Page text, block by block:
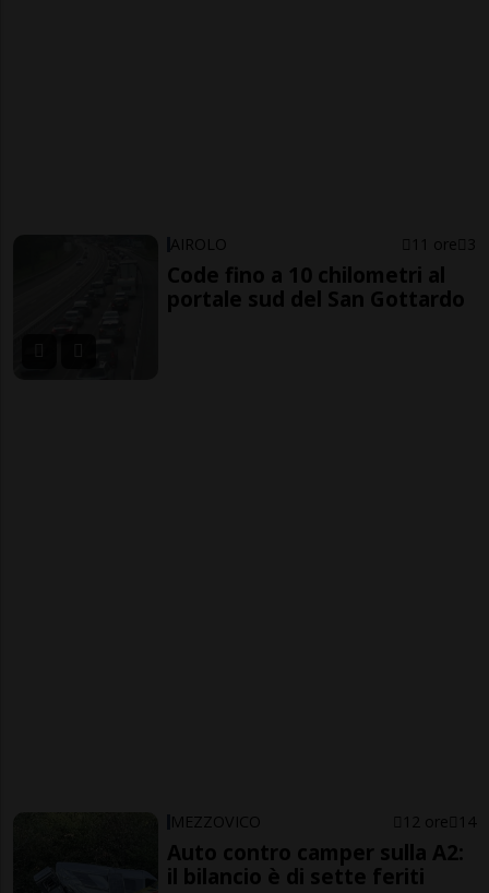
AIROLO 11 ore 3
Code fino a 10 chilometri al
portale sud del San Gottardo
MEZZOVICO 12 ore 14
Auto contro camper sulla A2:
il bilancio è di sette feriti